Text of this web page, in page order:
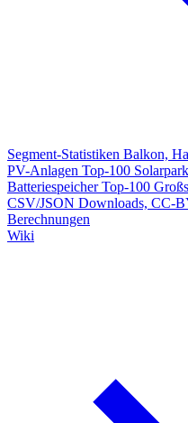
Segment-Statistiken Balkon,
PV-Anlagen Top-100
Batteriespeicher Top-100
CSV/JSON Downloads, CC-
Berechnungen
Wiki